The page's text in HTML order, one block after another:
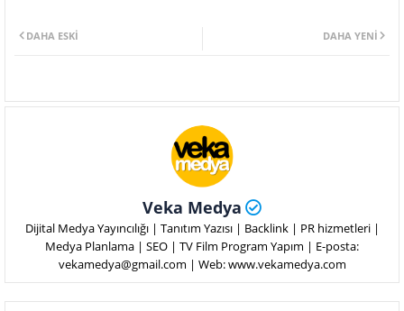
DAHA YENI
DAHA ESKI
Veka Medya
Dijital Medya Yayıncılığı | Tanıtım Yazısı | Backlink | PR hizmetleri |
Medya Planlama | SEO | TV Film Program Yapım | E-posta:
vekamedya@gmail.com | Web: www.vekamedya.com